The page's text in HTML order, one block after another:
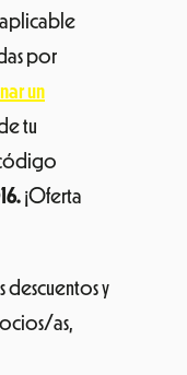
por
un
tu
¡Oferta
descuentos y
as,